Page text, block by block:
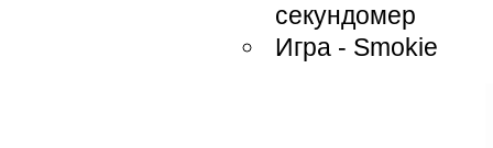
секундомер
Игра - Smokie